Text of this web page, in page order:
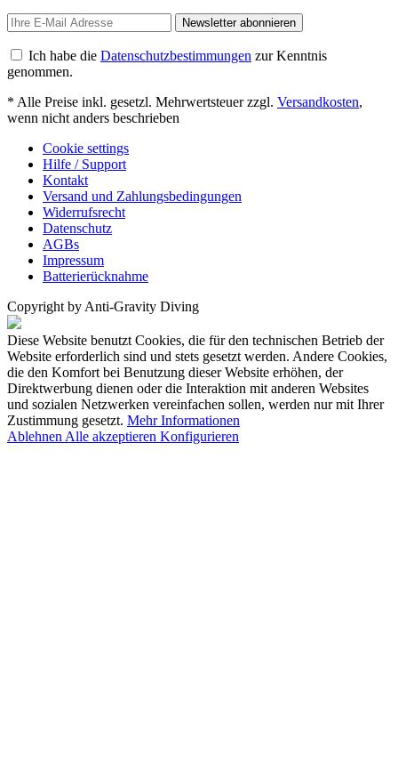
Newsletter abonnieren
Ich habe die Datenschutzbestimmungen zur Kenntnis
genommen.
* Alle Preise inkl. gesetzl. Mehrwertsteuer zzgl. Versandkosten,
wenn nicht anders beschrieben
Cookie settings
Hilfe / Support
Kontakt
Versand und Zahlungsbedingungen
Widerrufsrecht
Datenschutz
AGBs
Impressum
Batterierücknahme
Copyright by Anti-Gravity Diving
Diese Website benutzt Cookies, die für den technischen Betrieb der
Website erforderlich sind und stets gesetzt werden. Andere Cookies,
die den Komfort bei Benutzung dieser Website erhöhen, der
Direktwerbung dienen oder die Interaktion mit anderen Websites
und sozialen Netzwerken vereinfachen sollen, werden nur mit Ihrer
Zustimmung gesetzt. Mehr Informationen
Ablehnen Alle akzeptieren Konfigurieren